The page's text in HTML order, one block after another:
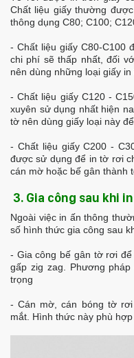
Chất liệu giấy thường
thông dụng C80; C100;
- Chất liệu giấy C80-C100
chi phí sẽ thấp nhất, đối
nên dùng những loại giấy
- Chất liệu giấy C120 -
xuyên sử dụng nhất hiện
tờ nên dùng giấy loại này
- Chất liệu giấy C200 -
được sử dụng để in tờ rơi
cán mờ hoặc bế gân thành
3. Gia công sau khi in
Ngoài việc in ấn thông
số hình thức gia công sau
- Gia công bế gân tờ rơi
gấp zig zag. Phương
trọng
- Cán mờ, cán bóng tờ
mắt. Hình thức này phù